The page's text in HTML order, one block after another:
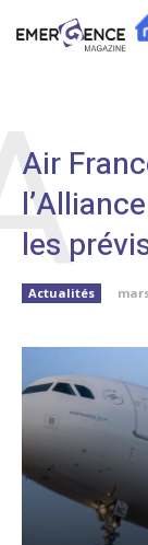
Air
les
Actualités